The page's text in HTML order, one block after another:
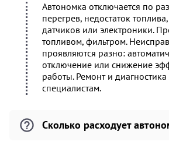
Автономка отключается по
перегрев, недостаток
датчиков или электроники.
топливом, фильтром.
проявляются разно:
отключение или снижение
работы. Ремонт и
специалистам.
Сколько расходует